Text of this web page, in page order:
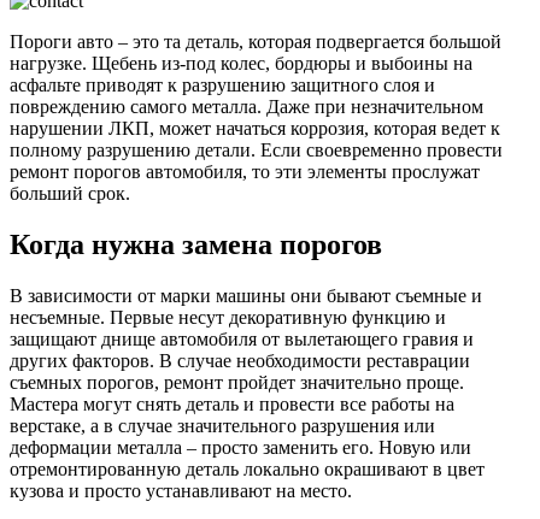
Пороги авто – это та деталь, которая подвергается большой
нагрузке. Щебень из-под колес, бордюры и выбоины на
асфальте приводят к разрушению защитного слоя и
повреждению самого металла. Даже при незначительном
нарушении ЛКП, может начаться коррозия, которая ведет к
полному разрушению детали. Если своевременно провести
ремонт порогов автомобиля, то эти элементы прослужат
больший срок.
Когда нужна замена порогов
В зависимости от марки машины они бывают съемные и
несъемные. Первые несут декоративную функцию и
защищают днище автомобиля от вылетающего гравия и
других факторов. В случае необходимости реставрации
съемных порогов, ремонт пройдет значительно проще.
Мастера могут снять деталь и провести все работы на
верстаке, а в случае значительного разрушения или
деформации металла – просто заменить его. Новую или
отремонтированную деталь локально окрашивают в цвет
кузова и просто устанавливают на место.